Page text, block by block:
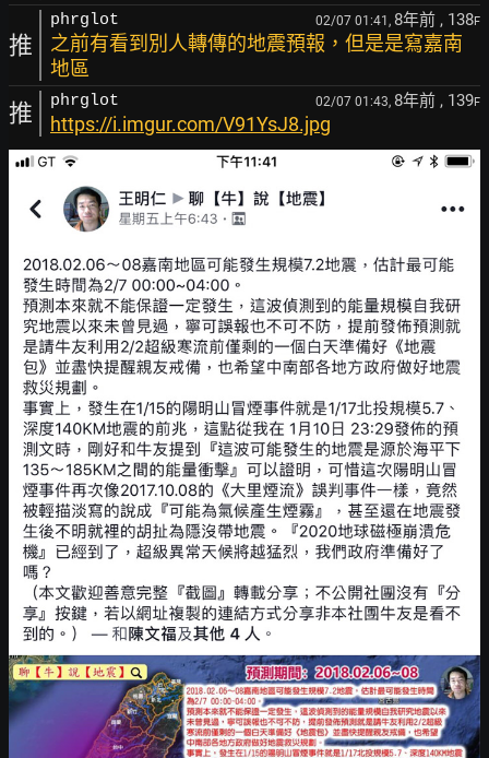
推
phrglot 02/07 01:41, 8年前 , 138F
之前有看到別人轉傳的地震預報，但是是寫嘉南
地區
推 phrglot 02/07 01:43, 8年前 , 139F
https://i.imgur.com/V91YsJ8.jpg